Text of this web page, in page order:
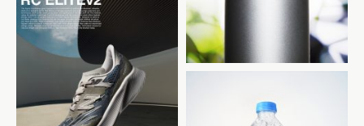
New Balance